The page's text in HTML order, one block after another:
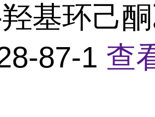
基环己
87-1 查